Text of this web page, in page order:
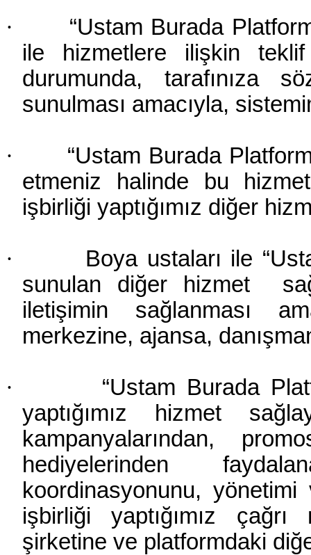
·
“Ustam Burada
ile hizmetlere ilişkin
durumunda, tarafınıza
sunulması amacıyla,
·
“Ustam Burada
etmeniz halinde bu
işbirliği yaptığımız diğer
·
Boya ustaları ile
sunulan diğer hizmet
iletişimin sağlanması
merkezine, ajansa,
·
“Ustam Burada
yaptığımız hizmet
kampanyalarından,
hediyelerinden
koordinasyonunu,
işbirliği yaptığımız
şirketine ve platformdaki